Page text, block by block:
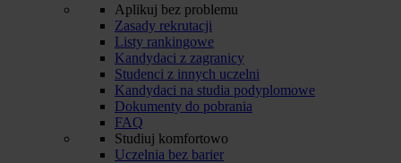
Aplikuj bez problemu
Zasady rekrutacji
Listy rankingowe
Kandydaci z zagranicy
Studenci z innych uczelni
Kandydaci na studia podyplomowe
Dokumenty do pobrania
FAQ
Studiuj komfortowo
Uczelnia bez barier